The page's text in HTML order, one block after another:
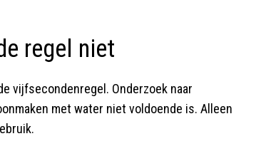
regel niet
vijfsecondenregel. Onderzoek naar
met water niet voldoende is. Alleen